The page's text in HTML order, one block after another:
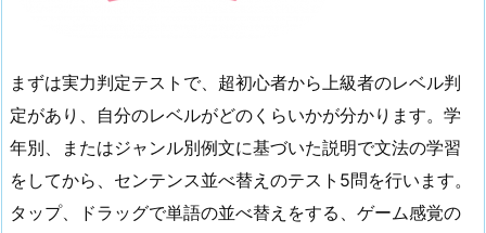
まずは実力判定テストで、超初心者から上級者のレベル判
定があり、自分のレベルがどのくらいかが分かります。学
年別、またはジャンル別例文に基づいた説明で文法の学習
をしてから、センテンス並べ替えのテスト5問を行います。
タップ、ドラッグで単語の並べ替えをする、ゲーム感覚の